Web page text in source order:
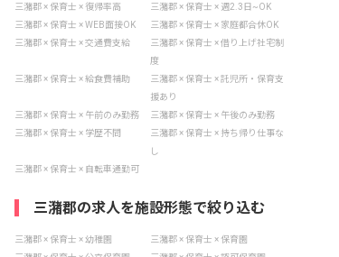
三潴郡 × 保育士 × 復帰率高
三潴郡 × 保育士 × 週2.3日~OK
三潴郡 × 保育士 × WEB面接OK
三潴郡 × 保育士 × 家庭都合休OK
三潴郡 × 保育士 × 交通費支給
三潴郡 × 保育士 × 借り上げ社宅制
度
三潴郡 × 保育士 × 給食費補助
三潴郡 × 保育士 × 託児所・保育支
援あり
三潴郡 × 保育士 × 午前のみ勤務
三潴郡 × 保育士 × 午後のみ勤務
三潴郡 × 保育士 × 学歴不問
三潴郡 × 保育士 × 持ち帰り仕事な
し
三潴郡 × 保育士 × 自転車通勤可
三潴郡の求人を施設形態で絞り込む
三潴郡 × 保育士 × 幼稚園
三潴郡 × 保育士 × 保育園